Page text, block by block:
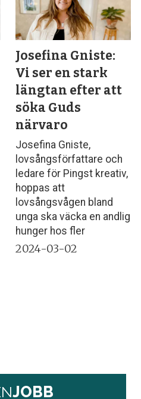
Josefina Gniste:
Vi ser en stark
längtan efter att
söka Guds
närvaro
Josefina Gniste,
lovsångsförfattare och
ledare för Pingst kreativ,
hoppas att
lovsångsvågen bland
unga ska väcka en andlig
hunger hos fler
2024-03-02